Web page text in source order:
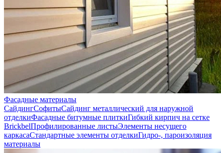
Фасадные материалы
СайдингСофитыСайдинг металлический для наружной
отделкиФасадные битумные плиткиГибкий кирпич на сетке
BrickbelПрофилированные листыЭлементы несущего
каркасаСтандартные элементы отделкиГидро-, пароизоляция
материалы